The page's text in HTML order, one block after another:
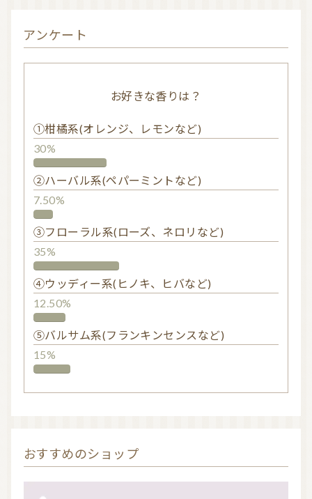
アンケート
お好きな香りは？
①柑橘系(オレンジ、レモンなど)
30%
②ハーバル系(ペパーミントなど)
7.50%
③フローラル系(ローズ、ネロリなど)
35%
④ウッディー系(ヒノキ、ヒバなど)
12.50%
⑤バルサム系(フランキンセンスなど)
15%
おすすめのショップ